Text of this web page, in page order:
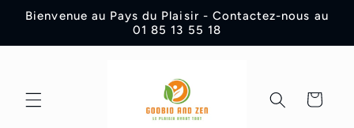
naar de
Bienvenue au Pays du Plaisir - Contactez-nous au
01 85 13 55 18
Winkelwagen